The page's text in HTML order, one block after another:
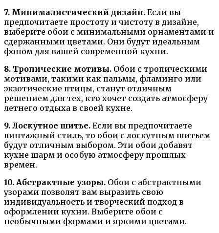
7. Минималистический дизайн. Если вы
предпочитаете простоту и чистоту в дизайне,
выберите обои с минимальными орнаментами и
сдержанными цветами. Они будут идеальным
фоном для вашей современной кухни.
8. Тропические мотивы. Обои с тропическими
мотивами, такими как пальмы, фламинго или
экзотические птицы, станут отличным
решением для тех, кто хочет создать атмосферу
летнего отдыха в своей кухне.
9. Лоскутное шитье. Если вы предпочитаете
винтажный стиль, то обои с лоскутным шитьем
будут отличным выбором. Эти обои добавят
кухне шарм и особую атмосферу прошлых
времен.
10. Абстрактные узоры. Обои с абстрактными
узорами позволят вам выразить свою
индивидуальность и творческий подход в
оформлении кухни. Выберите обои с
необычными формами и яркими цветами.